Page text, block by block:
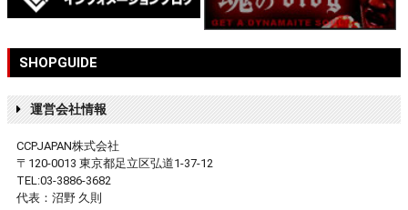
SHOPGUIDE
運営会社情報
CCPJAPAN株式会社
〒120-0013 東京都足立区弘道1-37-12
TEL:03-3886-3682
代表：沼野 久則